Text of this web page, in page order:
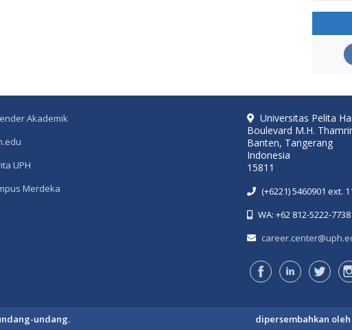
Akademik
UPH
Merdeka
Universitas Pelita
Boulevard M.H.
Banten, Tangerang
Indonesia
15811
(+6221) 5460901 ext.
WA: +62 812-5222-7738
undang. dipersembahkan oleh